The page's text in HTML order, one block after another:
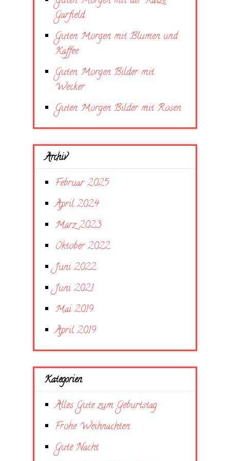
Garfield
Guten Morgen mit Blumen und
Kaffee
Guten Morgen Bilder mit
Wecker
Guten Morgen Bilder mit Rosen
Archiv
Februar 2025
April 2024
März 2023
Oktober 2022
Juni 2022
Juni 2021
Mai 2019
April 2019
Kategorien
Alles Gute zum Geburtstag
Frohe Weihnachten
Gute Nacht